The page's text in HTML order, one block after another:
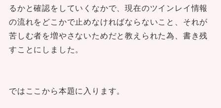
るかと確認をしていくなかで、現在のツインレイ情報
の流れをどこかで止めなければならないこと、それが
苦しむ者を増やさないためだと教えられた為、書き残
すことにしました。
ではここから本題に入ります。